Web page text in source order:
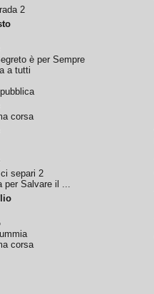
2
è per Sempre
a tutti
corsa
separi 2
per Salvare il ...
corsa